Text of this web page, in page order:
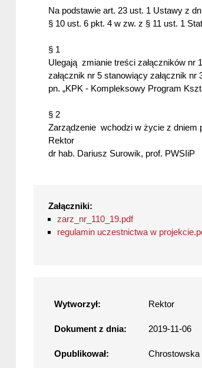
Na podstawie art. 23 ust. 1 Ustawy z
§ 10 ust. 6 pkt. 4 w zw. z § 11 ust. 1
§ 1
Ulegają zmianie treści załączników nr
załącznik nr 5 stanowiący załącznik
pn. „KPK - Kompleksowy Program
§ 2
Zarządzenie wchodzi w życie z dniem
Rektor
dr hab. Dariusz Surowik, prof. PWSIiP
Załączniki:
zarz_nr_110_19.pdf
regulamin uczestnictwa w
Wytworzył: Rektor
Dokument z dnia: 2019-11-06
Opublikował: Chrostowska